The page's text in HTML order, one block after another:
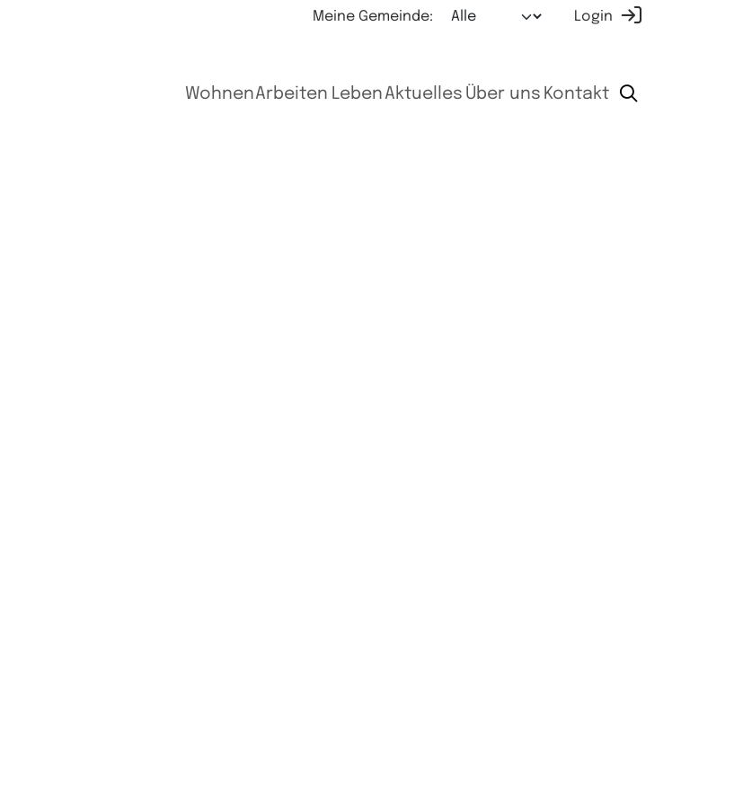
Meine Gemeinde: Login
WohnenArbeiten Leben Aktuelles Über uns Kontakt